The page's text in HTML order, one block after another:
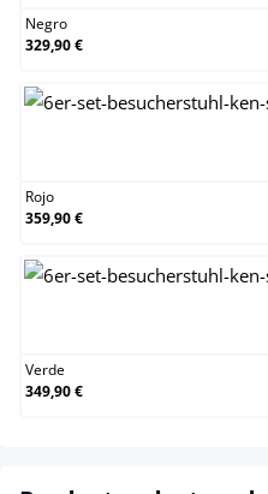
Negro
329,90 €
Rojo
359,90 €
Verde
349,90 €